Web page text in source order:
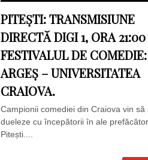
PITEȘTI: TRANSMISIUNE
DIRECTĂ DIGI 1, ORA
FESTIVALUL DE
ARGEȘ – UNIVERSITATEA
CRAIOVA.
Campionii comediei din Craiova vin să
dueleze cu începătorii în ale
Pitești....